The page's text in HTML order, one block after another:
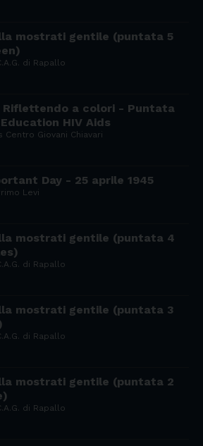
mostrati gentile (puntata 5
di Rapallo
Riflettendo a colori - Puntata
HIV Aids
Centro Giovani Chiavari
Day - 25 aprile 1945
Levi
mostrati gentile (puntata 4
di Rapallo
mostrati gentile (puntata 3
di Rapallo
mostrati gentile (puntata 2
di Rapallo